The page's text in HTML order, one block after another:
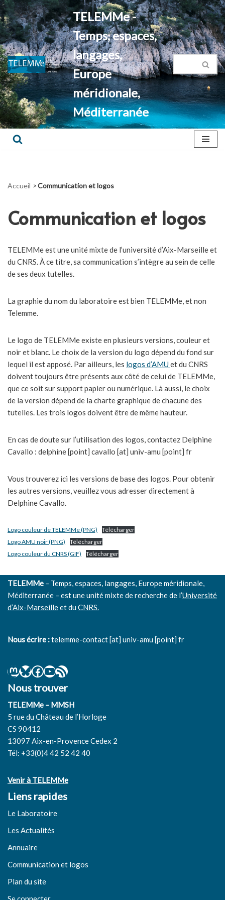
Aller
au
contenu
TELEMMe -
Temps, espaces,
langages,
Europe
méridionale,
Méditerranée
Accueil >Communication et logos
Communication et logos
TELEMMe est une unité mixte de l’université d’Aix-Marseille et
du CNRS. À ce titre, sa communication s’intègre au sein de celle
de ses deux tutelles.
La graphie du nom du laboratoire est bien TELEMMe, et non
Telemme.
Le logo de TELEMMe existe en plusieurs versions, couleur et
noir et blanc. Le choix de la version du logo dépend du fond sur
lequel il est apposé. Par ailleurs, les logos d’AMUet du CNRS
doivent toujours être présents aux côté de celui de TELEMMe,
que ce soit sur support papier ou numérique. Là aussi, le choix
de la version dépend de la charte graphique de chacune des
tutelles. Les trois logos doivent être de même hauteur.
En cas de doute sur l’utilisation des logos, contactez Delphine
Cavallo : delphine [point] cavallo [at] univ-amu [point] fr
Vous trouverez ici les versions de base des logos. Pour obtenir
les autres versions, veuillez vous adresser directement à
Delphine Cavallo.
Logo couleur de TELEMMe (PNG)
Télécharger
Logo AMU noir (PNG)
Télécharger
Logo couleur du CNRS (GIF)
Télécharger
TELEMMe – Temps, espaces, langages, Europe méridionale,
Méditerranée – est une unité mixte de recherche de l’Université
d’Aix-Marseilleet duCNRS.
Nous écrire :telemme-contact [at] univ-amu [point] fr
Nous trouver
TELEMMe – MMSH
5 rue du Château de l’Horloge
CS 90412
13097 Aix-en-Provence Cedex 2
Tél: +33(0)4 42 52 42 40
Venir à TELEMMe
Liens rapides
Le Laboratoire
Les Actualités
Annuaire
Communication et logos
Plan du site